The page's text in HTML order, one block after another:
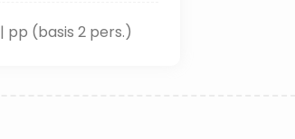
| pp (basis 2 pers.)